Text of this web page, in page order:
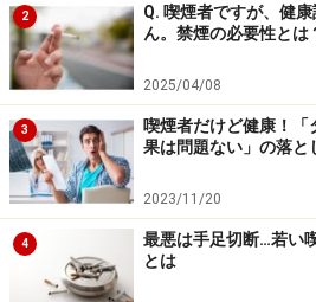
2
Q. 喫煙者ですが、健
ん。禁煙の必要性とは
2025/04/08
3
喫煙者だけど健康！
果は問題ない」の落と
2023/11/20
4
最悪は手足切断…若い
とは